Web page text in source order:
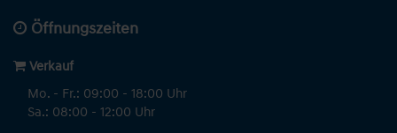
Öffnungszeiten
Verkauf
Mo. - Fr.: 09:00 - 18:00 Uhr
Sa.: 08:00 - 12:00 Uhr